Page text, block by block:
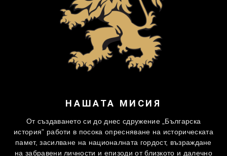
НАШАТА МИСИЯ
От създаването си до днес сдружение „Българска
история” работи в посока опресняване на историческата
памет, засилване на националната гордост, възраждане
на забравени личности и епизоди от близкото и далечно